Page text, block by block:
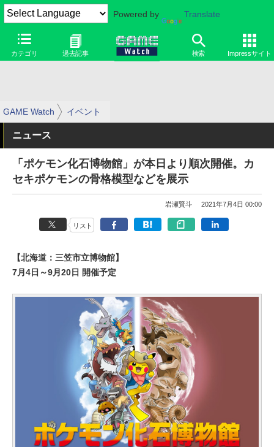
Powered by Translate
カテゴリ 過去記事 検索 Impressサイト
GAME Watch イベント
ニュース
「ポケモン化石博物館」が本日より順次開催。カ
セキポケモンの骨格模型などを展示
岩瀬賢斗 2021年7月4日 00:00
リスト
【北海道：三笠市立博物館】
7月4日～9月20日 開催予定